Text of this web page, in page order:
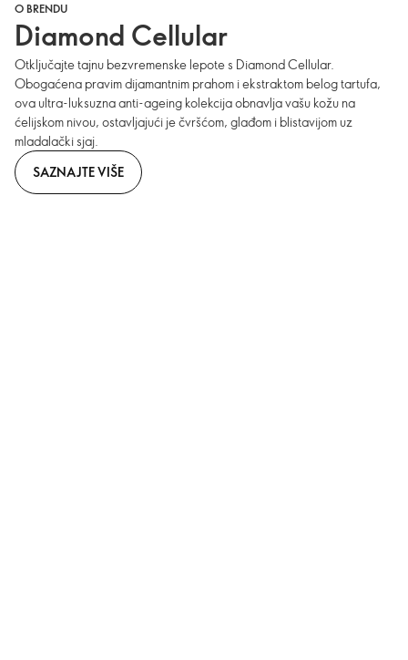
O BRENDU
Diamond Cellular
Otključajte tajnu bezvremenske lepote s Diamond Cellular.
Obogaćena pravim dijamantnim prahom i ekstraktom belog tartufa,
ova ultra-luksuzna anti-ageing kolekcija obnavlja vašu kožu na
ćelijskom nivou, ostavljajući je čvršćom, glađom i blistavijom uz
mladalački sjaj.
SAZNAJTE VIŠE